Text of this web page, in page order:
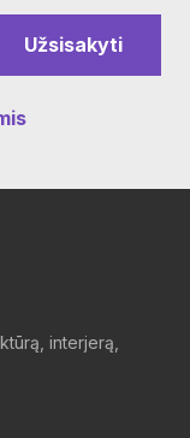
interjerą,